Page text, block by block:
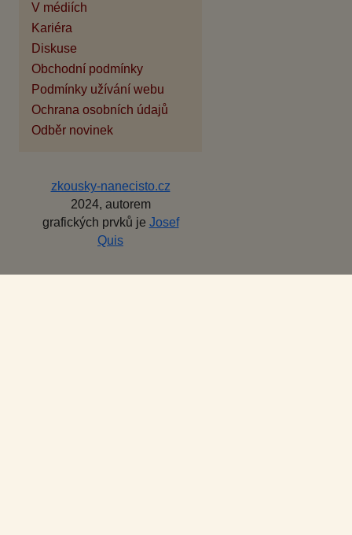
V médiích
Kariéra
Diskuse
Obchodní podmínky
Podmínky užívání webu
Ochrana osobních údajů
Odběr novinek
zkousky-nanecisto.cz
2024, autorem
grafických prvků je Josef
Quis